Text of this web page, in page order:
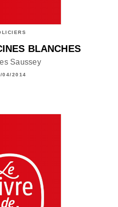
BLANCHES
Saussey
04/2014